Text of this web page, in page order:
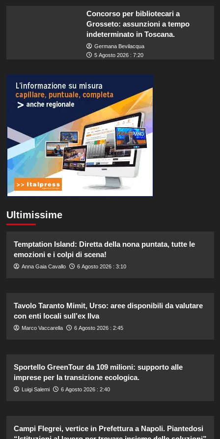
Concorso per bibliotecari a
Grosseto: assunzioni a tempo
indeterminato in Toscana.
Germana Bevilacqua
5 Agosto 2026 : 7:20
Ultimissime
Temptation Island: Diretta della nona puntata, tutte le
emozioni e i colpi di scena!
Anna Gaia Cavallo 6 Agosto 2026 : 3:10
Tavolo Taranto Mimit, Urso: aree disponibili da valutare
con enti locali sull’ex Ilva
Marco Vaccarella 6 Agosto 2026 : 2:45
Sportello GreenTour da 109 milioni: supporto alle
imprese per la transizione ecologica.
Luigi Salemi 6 Agosto 2026 : 2:40
Campi Flegrei, vertice in Prefettura a Napoli. Piantedosi